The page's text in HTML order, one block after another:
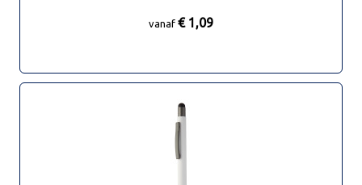
vanaf € 1,09